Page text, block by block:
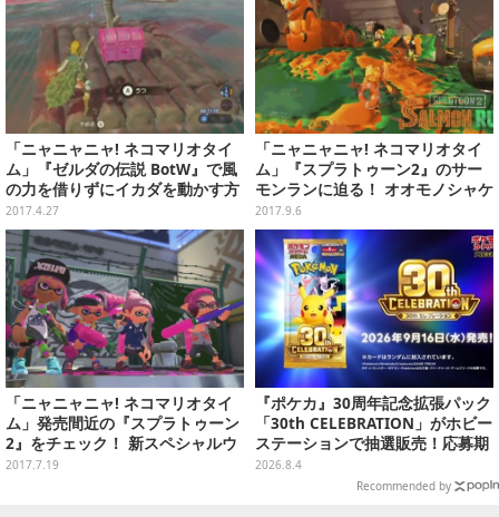
「ニャニャニャ! ネコマリオタイ
ム」『ゼルダの伝説 BotW』で風
の力を借りずにイカダを動かす方
法とは？ “ウルトラミニターボ”実
装の『マリカ8 DX』にも迫る
2017.4.27
「ニャニャニャ! ネコマリオタイ
ム」『スプラトゥーン2』のサー
モンランに迫る！ オオモノシャケ
の倒し方はこれだ
2017.9.6
「ニャニャニャ! ネコマリオタイ
ム」発売間近の『スプラトゥーン
2』をチェック！ 新スペシャルウ
ェポンの数々を見よ
2017.7.19
『ポケカ』30周年記念拡張パック
「30th CELEBRATION」がホビー
ステーションで抽選販売！応募期
間は8月6日23時59分まで
2026.8.4
Recommended by